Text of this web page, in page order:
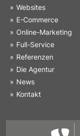
Websites
E-Commerce
Online-Marketing
Full-Service
Referenzen
Die Agentur
News
Kontakt